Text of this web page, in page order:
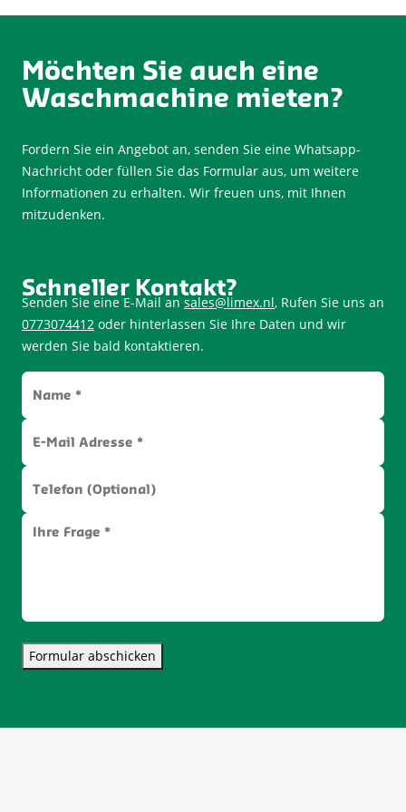
Möchten Sie auch eine
Waschmachine mieten?
Fordern Sie ein Angebot an, senden Sie eine Whatsapp-
Nachricht oder füllen Sie das Formular aus, um weitere
Informationen zu erhalten. Wir freuen uns, mit Ihnen
mitzudenken.
Schneller Kontakt?
Senden Sie eine E-Mail an sales@limex.nl, Rufen Sie uns an
0773074412 oder hinterlassen Sie Ihre Daten und wir
werden Sie bald kontaktieren.
Formular abschicken